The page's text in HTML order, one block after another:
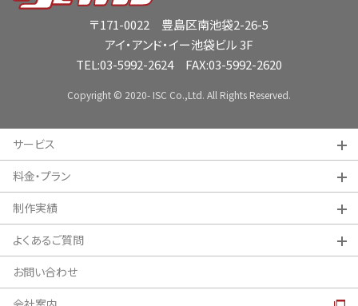
〒171-0022 豊島区南池袋2-26-5
アイ・アンド・イー池袋ビル 3F
TEL:03-5992-2624FAX:03-5992-2620
Copyright © 2020- ISC Co.,Ltd. All Rights Reserved.
サービス
料金・プラン
制作実績
よくあるご質問
お問い合わせ